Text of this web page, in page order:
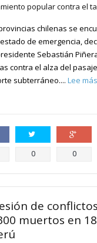
chilenas se
de emergencia,
Sebastián
contra el alza del
subterráneo.... Lee más
Compartir
0 Compartir
0
de
muertos en